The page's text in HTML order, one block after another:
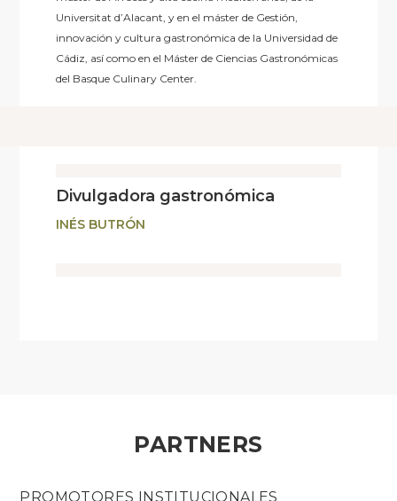
Universitat d’Alacant, y en el máster de Gestión,
innovación y cultura gastronómica de la Universidad de
Cádiz, así como en el Máster de Ciencias Gastronómicas
del Basque Culinary Center.
Divulgadora gastronómica
INÉS BUTRÓN
PARTNERS
PROMOTORES INSTITUCIONALES